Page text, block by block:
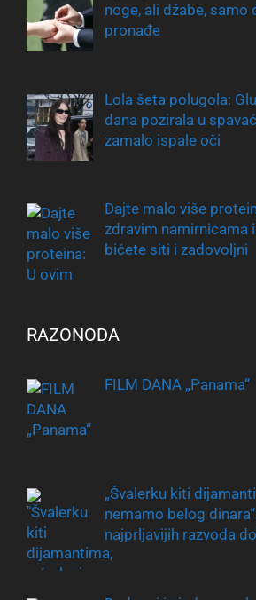
noge, ali džabe, samo
pronađe
Lola šeta polugola:
dana pozirala u
zamalo ispale oči
Dajte malo više
zdravim namirnicama
bićete siti i zadovoljni
RAZONODA
FILM DANA „Panama“
„Švalerku kiti
nemamo belog
najprljavijih razvoda